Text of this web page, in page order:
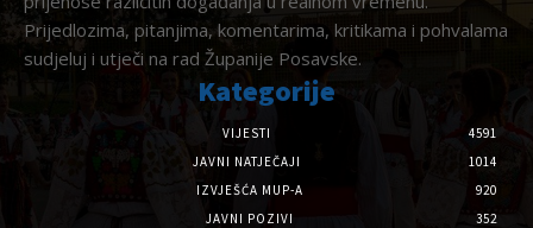
Prijedlozima, pitanjima, komentarima, kritikama i pohvalama
sudjeluj i utječi na rad Županije Posavske.
Kategorije
VIJESTI
4591
JAVNI NATJEČAJI
1014
IZVJEŠĆA MUP-A
920
JAVNI POZIVI
352